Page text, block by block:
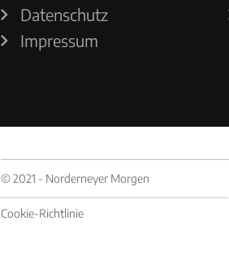
Datenschutz
Impressum
© 2021 - Norderneyer Morgen
Cookie-Richtlinie